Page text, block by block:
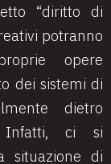
“diritto di
potranno
opere
dei sistemi di
dietro
Infatti, ci si
situazione di